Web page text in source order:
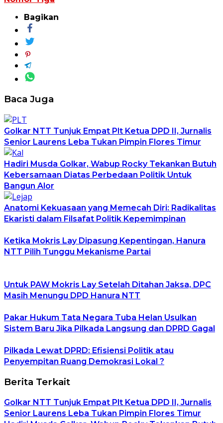
Bagikan
Baca Juga
Golkar NTT Tunjuk Empat Plt Ketua DPD II, Jurnalis
Senior Laurens Leba Tukan Pimpin Flores Timur
Hadiri Musda Golkar, Wabup Rocky Tekankan Butuh
Kebersamaan Diatas Perbedaan Politik Untuk
Bangun Alor
Anatomi Kekuasaan yang Memecah Diri: Radikalitas
Ekaristi dalam Filsafat Politik Kepemimpinan
Ketika Mokris Lay Dipasung Kepentingan, Hanura
NTT Pilih Tunggu Mekanisme Partai
Untuk PAW Mokris Lay Setelah Ditahan Jaksa, DPC
Masih Menungu DPD Hanura NTT
Pakar Hukum Tata Negara Tuba Helan Usulkan
Sistem Baru Jika Pilkada Langsung dan DPRD Gagal
Pilkada Lewat DPRD: Efisiensi Politik atau
Penyempitan Ruang Demokrasi Lokal ?
Berita Terkait
Golkar NTT Tunjuk Empat Plt Ketua DPD II, Jurnalis
Senior Laurens Leba Tukan Pimpin Flores Timur